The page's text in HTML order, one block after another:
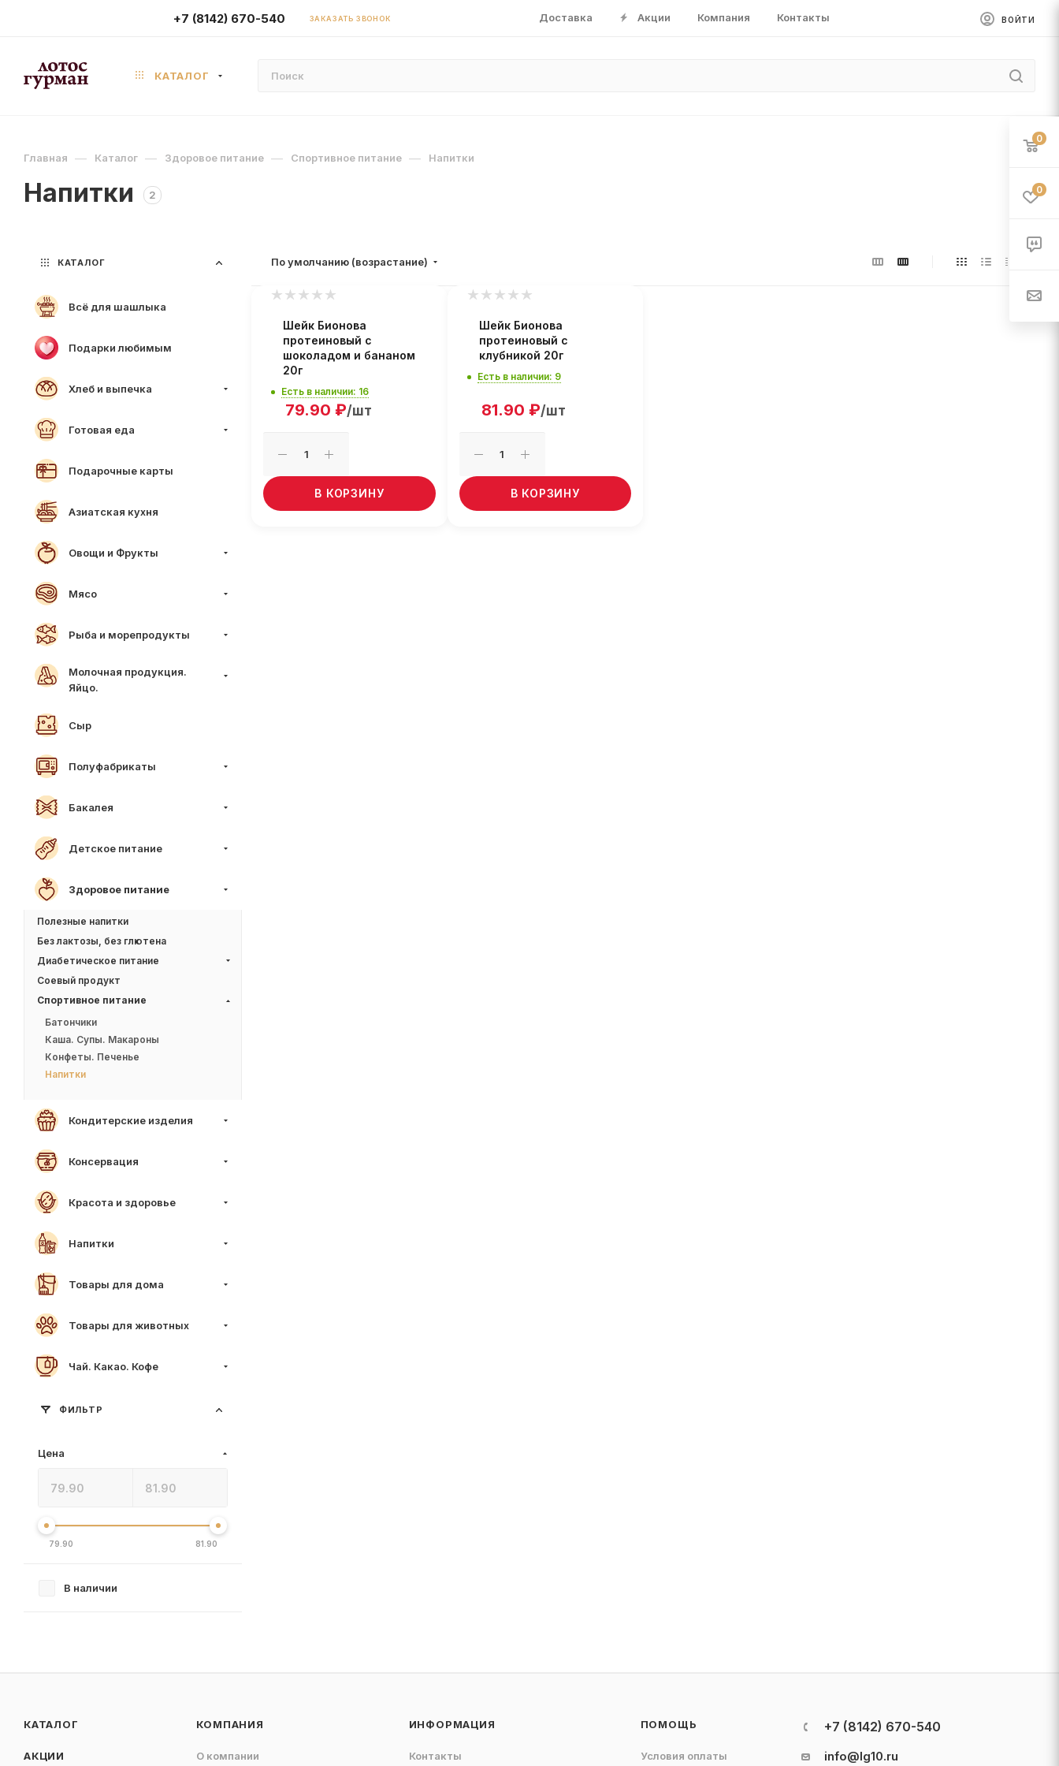
+7 (8142) 670-540 ЗАКАЗАТЬ ЗВОНОК Доставка Акции Компания Контакты ВОЙТИ
КАТАЛОГ
Главная — Каталог — Здоровое питание — Спортивное питание — Напитки
Напитки 2
По умолчанию (возрастание)
Шейк Бионова
протеиновый с
шоколадом и бананом
20г
Есть в наличии: 16
79.90 ₽/шт
В КОРЗИНУ
Шейк Бионова
протеиновый с
клубникой 20г
Есть в наличии: 9
81.90 ₽/шт
В КОРЗИНУ
КАТАЛОГ
Всё для шашлыка
Подарки любимым
Хлеб и выпечка
Готовая еда
Подарочные карты
Азиатская кухня
Овощи и Фрукты
Мясо
Рыба и морепродукты
Молочная продукция.
Яйцо.
Сыр
Полуфабрикаты
Бакалея
Детское питание
Здоровое питание
Полезные напитки
Без лактозы, без глютена
Диабетическое питание
Соевый продукт
Спортивное питание
Батончики
Каша. Супы. Макароны
Конфеты. Печенье
Напитки
Кондитерские изделия
Консервация
Красота и здоровье
Напитки
Товары для дома
Товары для животных
Чай. Какао. Кофе
ФИЛЬТР
Цена
79.90 81.90
В наличии
КАТАЛОГ
АКЦИИ
КОМПАНИЯ
О компании
ИНФОРМАЦИЯ
Контакты
ПОМОЩЬ
Условия оплаты
+7 (8142) 670-540
info@lg10.ru
0
0